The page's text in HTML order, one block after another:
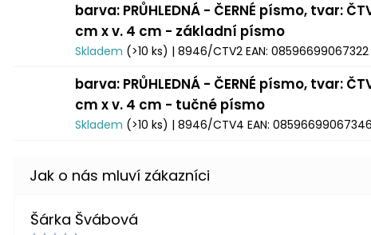
barva: PRŮHLEDNÁ - ČERNÉ písmo, tvar:
cm x v. 4 cm - základní písmo
Skladem (>10 ks) | 8946/CTV2 EAN: 08596699067322
barva: PRŮHLEDNÁ - ČERNÉ písmo, tvar:
cm x v. 4 cm - tučné písmo
Skladem (>10 ks) | 8946/CTV4 EAN: 08596699067346
Šárka Švábová